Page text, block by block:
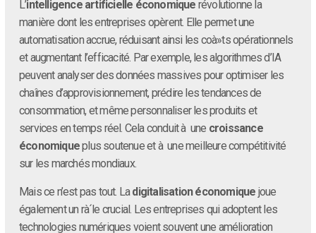
L’intelligence artificielle économique révolutionne la
manière dont les entreprises opèrent. Elle permet une
automatisation accrue, réduisant ainsi les coà»ts opérationnels
et augmentant l’efficacité. Par exemple, les algorithmes d’IA
peuvent analyser des données massives pour optimiser les
chaînes d’approvisionnement, prédire les tendances de
consommation, et même personnaliser les produits et
services en temps réel. Cela conduit à une croissance
économiqueplus soutenue et à une meilleure compétitivité
sur les marchés mondiaux.
Mais ce n’est pas tout. Ladigitalisation économique joue
également un rà´le crucial. Les entreprises qui adoptent les
technologies numériques voient souvent une amélioration